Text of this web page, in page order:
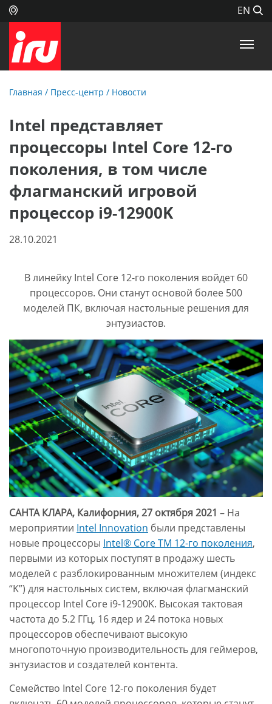
EN
Главная / Пресс-центр / Новости
Intel представляет
процессоры Intel Core 12-го
поколения, в том числе
флагманский игровой
процессор i9-12900K
28.10.2021
В линейку Intel Core 12-го поколения войдет 60
процессоров. Они станут основой более 500
моделей ПК, включая настольные решения для
энтузиастов.
САНТА КЛАРА, Калифорния, 27 октября 2021 – На
мероприятии Intel Innovation были представлены
новые процессоры Intel® Core TM 12-го поколения,
первыми из которых поступят в продажу шесть
моделей с разблокированным множителем (индекс
“K”) для настольных систем, включая флагманский
процессор Intel Core i9-12900K. Высокая тактовая
частота до 5.2 ГГц, 16 ядер и 24 потока новых
процессоров обеспечивают высокую
многопоточную производительность для геймеров,
энтузиастов и создателей контента.
Семейство Intel Core 12-го поколения будет